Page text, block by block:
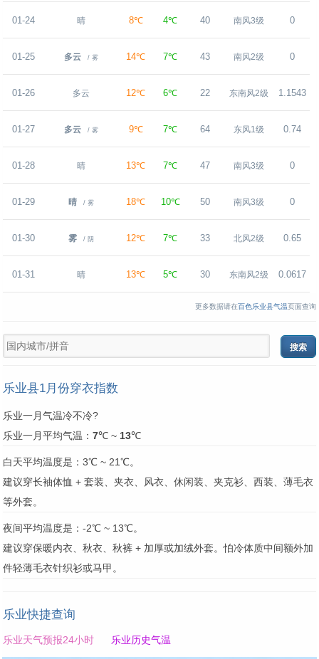
01-24 晴 8℃ 4℃ 40 南风3级 0
01-25 多云 / 雾 14℃ 7℃ 43 南风2级 0
01-26 多云 12℃ 6℃ 22 东南风2级 1.1543
01-27 多云 / 雾 9℃ 7℃ 64 东风1级 0.74
01-28 晴 13℃ 7℃ 47 南风3级 0
01-29 晴 / 雾 18℃ 10℃ 50 南风3级 0
01-30 雾 / 阴 12℃ 7℃ 33 北风2级 0.65
01-31 晴 13℃ 5℃ 30 东南风2级 0.0617
更多数据请在百色乐业县气温页面查询
乐业县1月份穿衣指数
乐业一月气温冷不冷?
乐业一月平均气温： 7℃ ~ 13℃
白天平均温度是：3℃ ~ 21℃。
建议穿长袖体恤 + 套装、夹衣、风衣、休闲装、夹克衫、西装、薄毛衣
等外套。
夜间平均温度是：-2℃ ~ 13℃。
建议穿保暖内衣、秋衣、秋裤 + 加厚或加绒外套。怕冷体质中间额外加
件轻薄毛衣针织衫或马甲。
乐业快捷查询
乐业天气预报24小时 乐业历史气温